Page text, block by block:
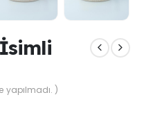
yapılmadı. )